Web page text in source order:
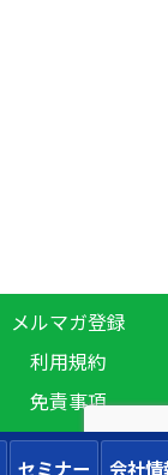
メルマガ登録
利用規約
免責事項
セミナー 会社